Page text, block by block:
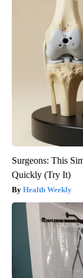
Surgeons: This
Quickly (Try It)
Health Weekly